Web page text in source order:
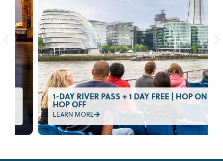
1-DAY RIVER PASS + 1 DAY FREE | HOP ON
HOP OFF
LEARN MORE